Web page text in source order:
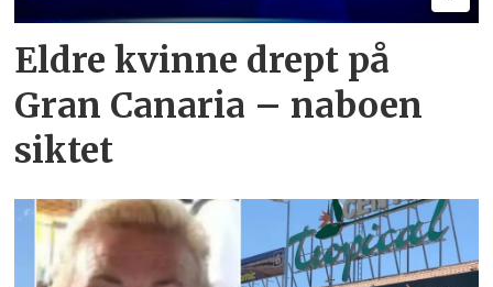
Eldre kvinne drept på
Gran Canaria – naboen
siktet